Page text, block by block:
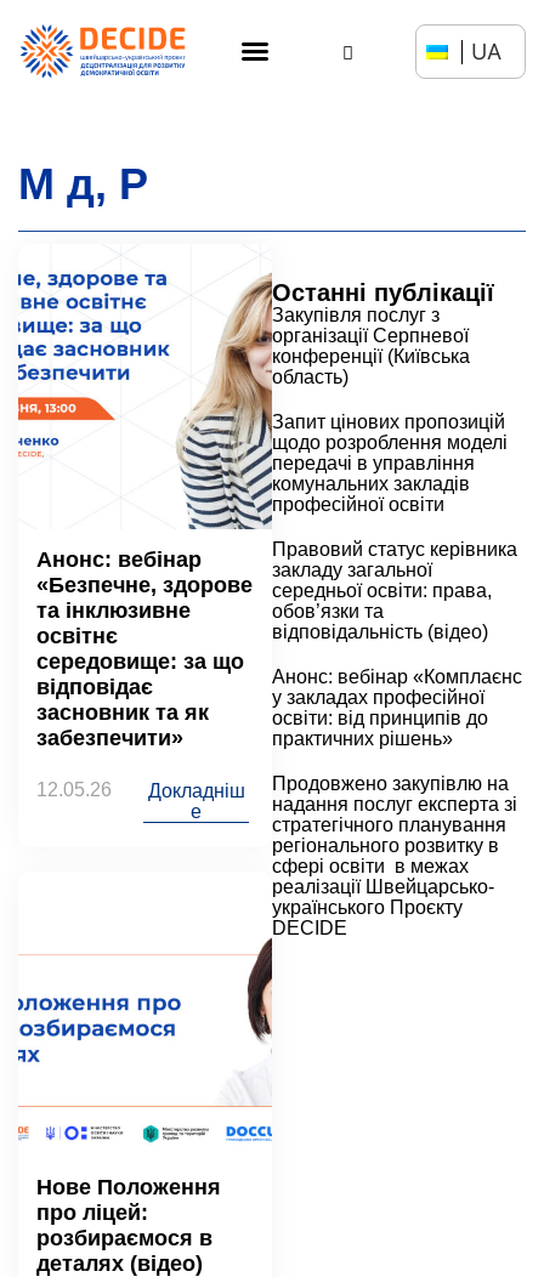
UA
М д, Р
Анонс: вебінар
«Безпечне, здорове
та інклюзивне
освітнє
середовище: за що
відповідає
засновник та як
забезпечити»
12.05.26
Докладніш
е
Нове Положення
про ліцей:
розбираємося в
деталях (відео)
Останні публікації
Закупівля послуг з
організації Серпневої
конференції (Київська
область)
Запит цінових пропозицій
щодо розроблення моделі
передачі в управління
комунальних закладів
професійної освіти
Правовий статус керівника
закладу загальної
середньої освіти: права,
обов’язки та
відповідальність (відео)
Анонс: вебінар «Комплаєнс
у закладах професійної
освіти: від принципів до
практичних рішень»
Продовжено закупівлю на
надання послуг експерта зі
стратегічного планування
регіонального розвитку в
сфері освіти в межах
реалізації Швейцарсько-
українського Проєкту
DECIDE